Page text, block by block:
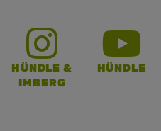
HÜNDLE &
IMBERG
HÜNDLE